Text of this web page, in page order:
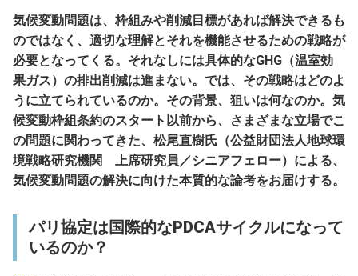
気候変動問題は、枠組みや削減目標があれば解決できるも
のではなく、適切な理解とそれを機能させるための戦略が
必要となってくる。それなしには具体的なGHG（温室効
果ガス）の排出削減は進まない。では、その戦略はどのよ
うに立てられているのか。その背景、狙いは何なのか。気
候変動枠組条約のスタート以前から、さまざまな立場でこ
の問題に関わってきた、松尾直樹氏（公益財団法人地球環
境戦略研究機関 上席研究員／シニアフェロー）による、
気候変動問題の解決に向けた本質的な論考をお届けする。
パリ協定は国際的なPDCAサイクルになって
いるのか？